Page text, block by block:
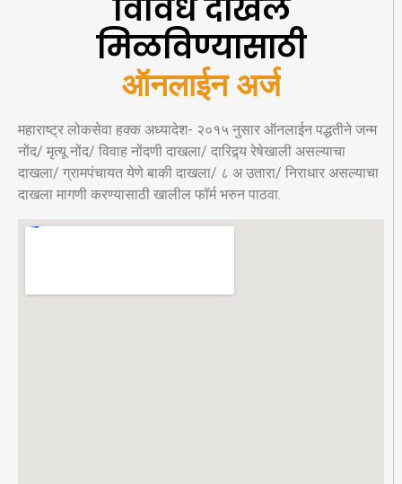
विविध दाखले
मिळविण्यासाठी
ऑनलाईन अर्ज
महाराष्ट्र लोकसेवा हक्क अध्यादेश- २०१५ नुसार ऑनलाईन पद्धतीने जन्म
नोंद/ मृत्यू नोंद/ विवाह नोंदणी दाखला/ दारिद्र्य रेषेखाली असल्याचा
दाखला/ ग्रामपंचायत येणे बाकी दाखला/ ८ अ उतारा/ निराधार असल्याचा
दाखला मागणी करण्यासाठी खालील फॉर्म भरुन पाठवा.